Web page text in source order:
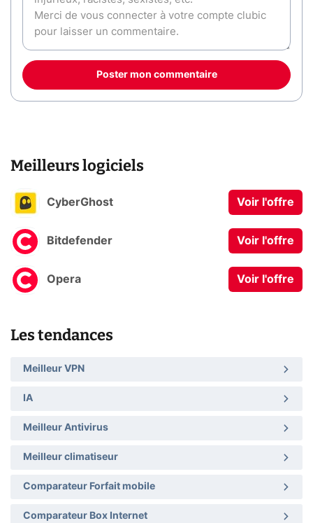
Poster mon commentaire
Meilleurs logiciels
CyberGhost Voir l'offre
Bitdefender Voir l'offre
Opera Voir l'offre
Les tendances
Meilleur VPN
IA
Meilleur Antivirus
Meilleur climatiseur
Comparateur Forfait mobile
Comparateur Box Internet